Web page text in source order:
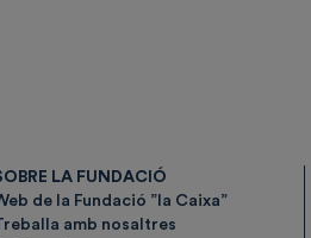
LA FUNDACIÓ
de la Fundació ”la Caixa”
amb nosaltres